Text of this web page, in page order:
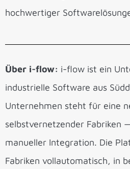
hochwertiger
Über i-flow: i-flow ist ein
industrielle Software aus
Unternehmen steht für eine
selbstvernetzender Fabriken
manueller Integration. Die
Fabriken vollautomatisch, in